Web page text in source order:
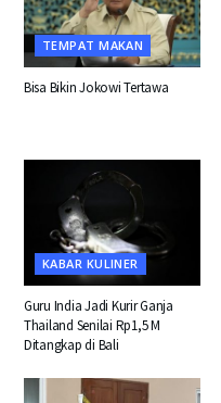
TEMPAT MAKAN
Bisa Bikin Jokowi Tertawa
KABAR KULINER
Guru India Jadi Kurir Ganja
Thailand Senilai Rp1,5 M
Ditangkap di Bali